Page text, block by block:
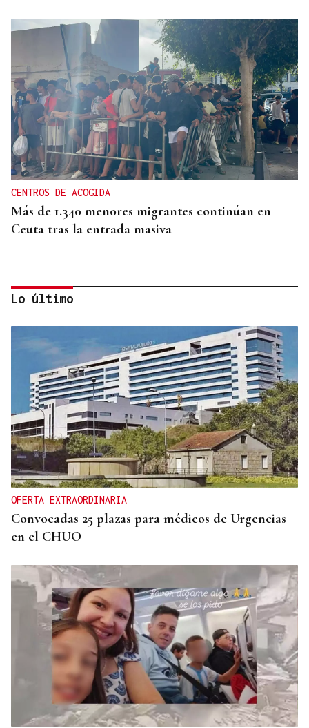
CENTROS DE ACOGIDA
Más de 1.340 menores migrantes continúan en
Ceuta tras la entrada masiva
AUSENCIA DE MARLASKA Y ROBLES
El PP denuncia que el Gobierno no haya pedido
más medios a Europa para atajar la crisis en Ceuta
Lo último
OFERTA EXTRAORDINARIA
Convocadas 25 plazas para médicos de Urgencias
en el CHUO